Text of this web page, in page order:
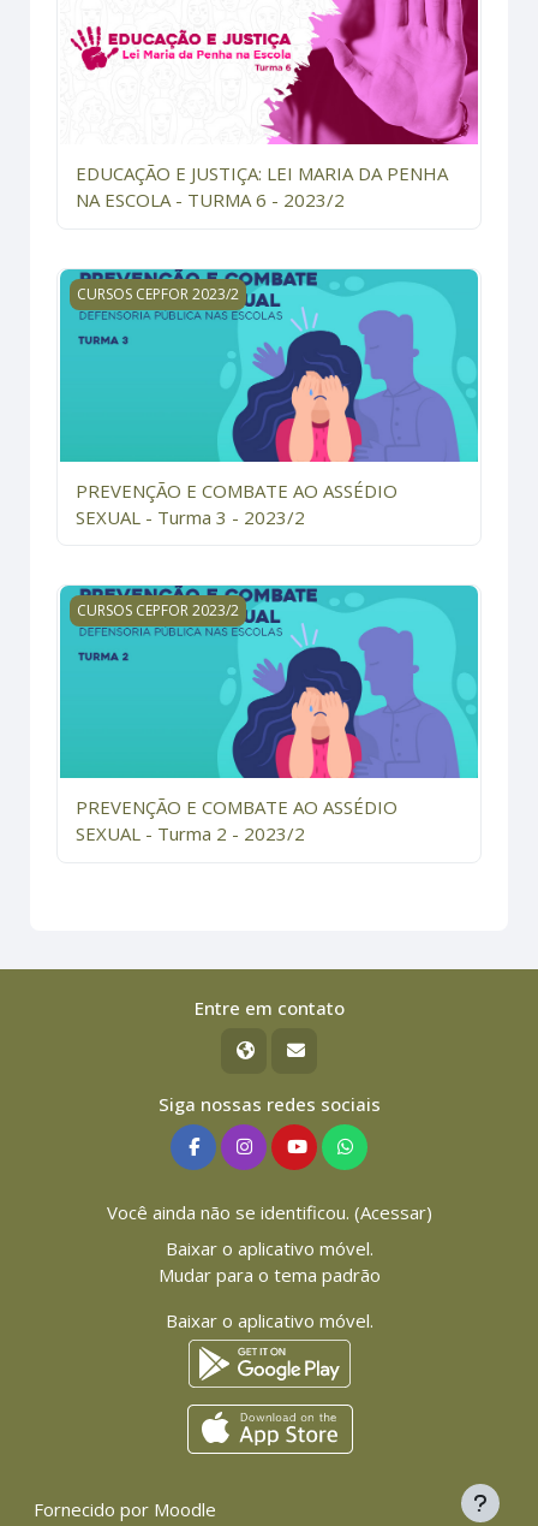
EDUCAÇÃO E JUSTIÇA: LEI MARIA DA PENHA
NA ESCOLA - TURMA 6 - 2023/2
PREVENÇÃO E COMBATE AO ASSÉDIO SEXUAL -
CURSOS CEPFOR 2023/2
PREVENÇÃO E COMBATE AO ASSÉDIO
SEXUAL - Turma 3 - 2023/2
PREVENÇÃO E COMBATE AO ASSÉDIO SEXUAL -
CURSOS CEPFOR 2023/2
PREVENÇÃO E COMBATE AO ASSÉDIO
SEXUAL - Turma 2 - 2023/2
Entre em contato
Siga nossas redes sociais
Você ainda não se identificou. (Acessar)
Baixar o aplicativo móvel.
Mudar para o tema padrão
Baixar o aplicativo móvel.
Fornecido por Moodle